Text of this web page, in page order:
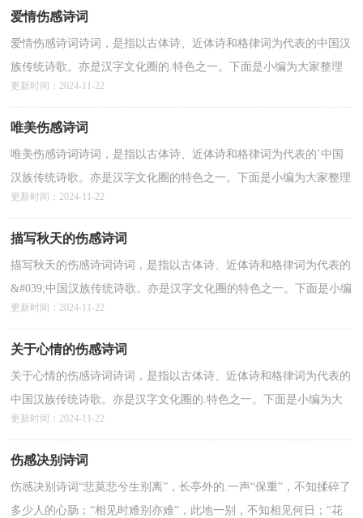
爱情伤感诗词
爱情伤感诗词诗词，是指以古体诗、近体诗和格律词为代表的中国汉
族传统诗歌。亦是汉字文化圈的.特色之一。下面是小编为大家整理
的“爱情伤感诗词”，仅供参考，欢迎大家阅读。1、...
更新时间：2024-11-22
唯美伤感诗词
唯美伤感诗词诗词，是指以古体诗、近体诗和格律词为代表的`中国
汉族传统诗歌。亦是汉字文化圈的特色之一。下面是小编为大家整理
的“唯美伤感诗词”，仅供参考，欢迎大家阅读。望...
更新时间：2024-11-22
描写秋天的伤感诗词
描写秋天的伤感诗词诗词，是指以古体诗、近体诗和格律词为代表的
&#039;中国汉族传统诗歌。亦是汉字文化圈的特色之一。下面是小编
为大家整理的“描写秋天的伤感诗词”，仅供参考，欢迎...
更新时间：2024-11-22
关于心情的伤感诗词
关于心情的伤感诗词诗词，是指以古体诗、近体诗和格律词为代表的
中国汉族传统诗歌。亦是汉字文化圈的.特色之一。下面是小编为大
家整理的“关于心情的伤感诗词”，仅供参考，欢迎...
更新时间：2024-11-22
伤感决别诗词
伤感决别诗词“悲莫悲兮生别离”，长亭外的.一声“保重”，不知揉碎了
多少人的心肠；“相见时难别亦难”，此地一别，不知相见何日；“花